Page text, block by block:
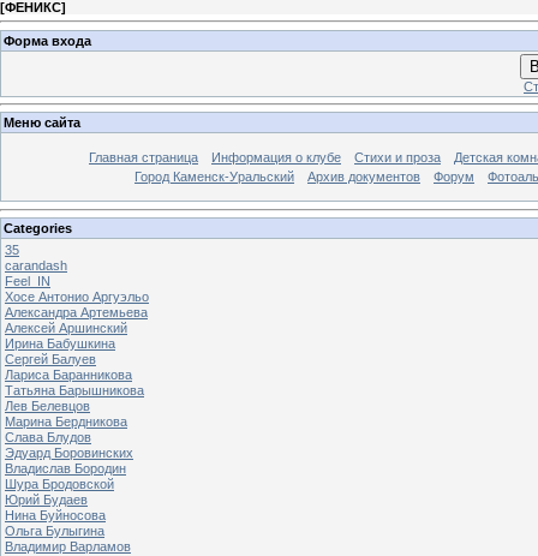
[ФЕНИКС]
Форма входа
Меню сайта
Главная страница Информация о клубе Стихи и проза
Детская
Город Каменск-Уральский
Архив документов Форум
Categories
35
carandash
Feel_IN
Хосе Антонио Аргуэльо
Александра Артемьева
Алексей Аршинский
Ирина Бабушкина
Сергей Балуев
Лариса Баранникова
Татьяна Барышникова
Лев Белевцов
Марина Бердникова
Слава Блудов
Эдуард Боровинских
Владислав Бородин
Шура Бродовской
Юрий Будаев
Нина Буйносова
Ольга Булыгина
Владимир Варламов